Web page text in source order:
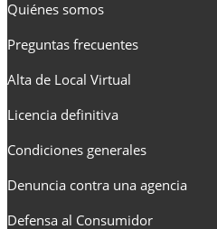
Quiénes somos
Preguntas frecuentes
Alta de Local Virtual
Licencia definitiva
Condiciones generales
Denuncia contra una agencia
Defensa al Consumidor